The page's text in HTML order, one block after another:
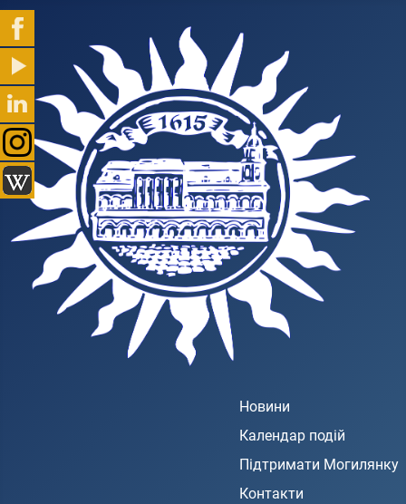
Новини
Календар подій
Підтримати Могилянку
Контакти